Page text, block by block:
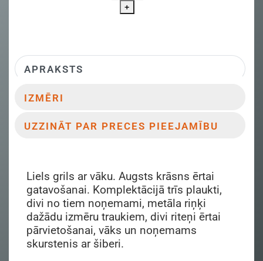
+
APRAKSTS
IZMĒRI
UZZINĀT PAR PRECES PIEEJAMĪBU
Liels grils ar vāku. Augsts krāsns ērtai
gatavošanai. Komplektācijā trīs plaukti,
divi no tiem noņemami, metāla riņķi
dažādu izmēru traukiem, divi riteņi ērtai
pārvietošanai, vāks un noņemams
skurstenis ar šiberi.